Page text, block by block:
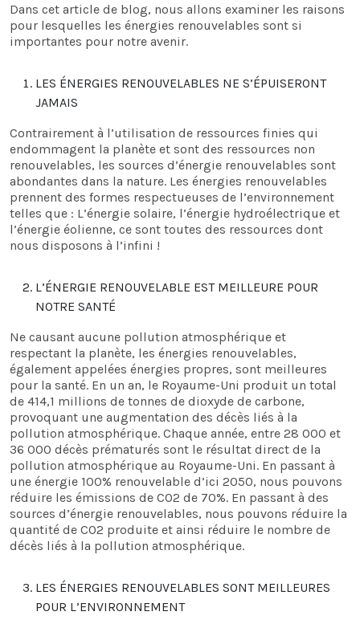
Dans cet article de blog, nous allons examiner les raisons
pour lesquelles les énergies renouvelables sont si
importantes pour notre avenir.
LES ÉNERGIES RENOUVELABLES NE S’ÉPUISERONT
JAMAIS
Contrairement à l’utilisation de ressources finies qui
endommagent la planète et sont des ressources non
renouvelables, les sources d’énergie renouvelables sont
abondantes dans la nature. Les énergies renouvelables
prennent des formes respectueuses de l’environnement
telles que : L’énergie solaire, l’énergie hydroélectrique et
l’énergie éolienne, ce sont toutes des ressources dont
nous disposons à l’infini !
L’ÉNERGIE RENOUVELABLE EST MEILLEURE POUR
NOTRE SANTÉ
Ne causant aucune pollution atmosphérique et
respectant la planète, les énergies renouvelables,
également appelées énergies propres, sont meilleures
pour la santé. En un an, le Royaume-Uni produit un total
de 414,1 millions de tonnes de dioxyde de carbone,
provoquant une augmentation des décès liés à la
pollution atmosphérique. Chaque année, entre 28 000 et
36 000 décès prématurés sont le résultat direct de la
pollution atmosphérique au Royaume-Uni. En passant à
une énergie 100% renouvelable d’ici 2050, nous pouvons
réduire les émissions de CO2 de 70%. En passant à des
sources d’énergie renouvelables, nous pouvons réduire la
quantité de CO2 produite et ainsi réduire le nombre de
décès liés à la pollution atmosphérique.
LES ÉNERGIES RENOUVELABLES SONT MEILLEURES
POUR L’ENVIRONNEMENT